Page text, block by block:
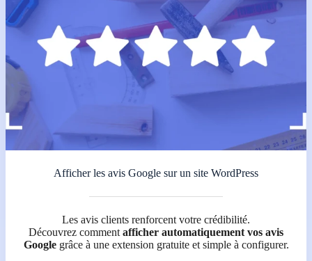
Afficher les avis Google sur un site WordPress
Les avis clients renforcent votre crédibilité.
Découvrez comment afficher automatiquement vos avis
Googlegrâce à une extension gratuite et simple à configurer.